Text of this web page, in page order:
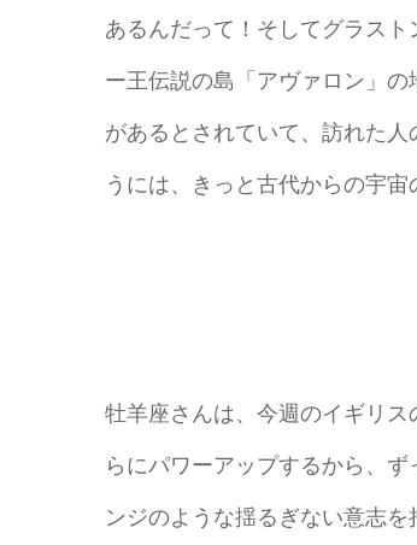
あるんだって！そしてグラス
ー王伝説の島「アヴァロン」
があるとされていて、訪れた
うには、きっと古代からの宇
牡羊座さんは、今週のイギリ
らにパワーアップするから、
ンジのような揺るぎない意志